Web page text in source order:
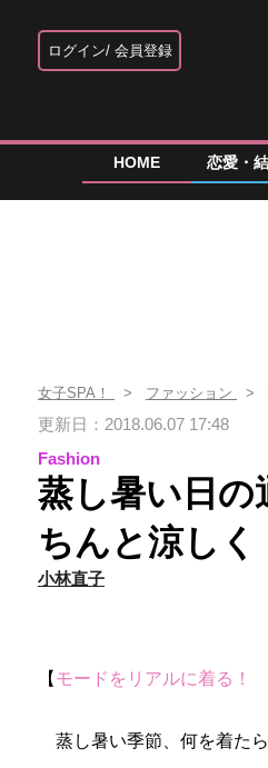
ログイン 会員登録
HOME 恋愛・
女子SPA！ ファッション
更新日：2018.06.07 17:48
Fashion
蒸し暑い日の
ちんと涼しく
小林直子
【 モードをリアルに着る！
蒸し暑い季節、何を着た